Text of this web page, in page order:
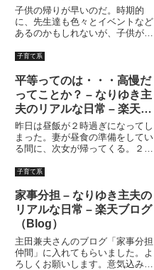
（Blog）
子供の帰りが早いのだ。時期的
に、先生達も色々とイベントなど
あるのかもしれないが、子供が早
なくなってしまうのである。（で
長男も転校生だし、一緒に遊んで
くれる友達が出来てよかったとは
思...
子育て系
平等ってのは・・・高慢だ
ってことか？ – なりゆき主
夫のリアルな日常 – 楽天ブ
ログ（Blog）
昨日は昼飯が２時過ぎになってし
まった。妻が昼食の準備をしてい
る間に、次女が帰ってくる。２人
てくる。案外と、こんな当たり前
車はどっちが長い？など、他愛も
ない話をしていた。唐突に、
「本...
子育て系
家事分担 – なりゆき主夫の
リアルな日常 – 楽天ブログ
（Blog）
主田兼夫さんのブログ「家事分担
仲間」に入れてもらいました。よ
ろしくお願いします。意気込みで